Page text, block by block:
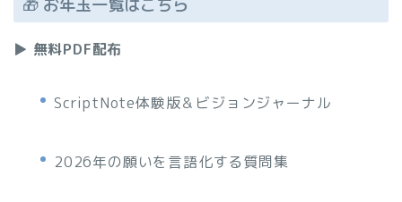
🎁 お年玉一覧はこちら
▶ 無料PDF配布
ScriptNote体験版＆ビジョンジャーナル
2026年の願いを言語化する質問集